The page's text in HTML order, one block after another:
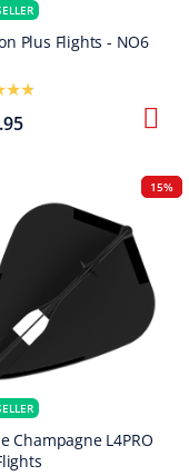
Plus Flights - NO6
15%
Champagne L4PRO